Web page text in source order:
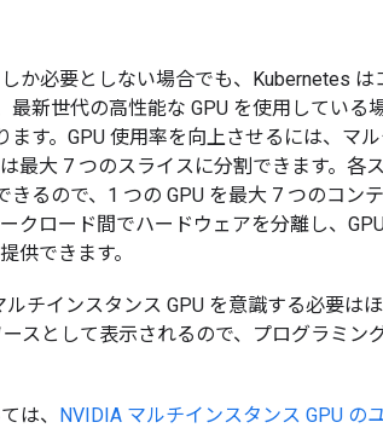
か必要としない場合でも、Kubernetes
最新世代の高性能な GPU を使用している
す。GPU 使用率を向上させるには、マ
最大 7 つのスライスに分割できます。各
るので、1 つの GPU を最大 7 つのコン
クロード間でハードウェアを分離し、
供できます。
チインスタンス GPU を意識する必要は
スとして表示されるので、プログラミン
は、 NVIDIA マルチインスタンス GPU の